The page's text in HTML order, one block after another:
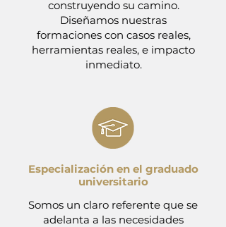
construyendo su camino.
Diseñamos nuestras
formaciones con casos reales,
herramientas reales, e impacto
inmediato.
Especialización en el graduado
universitario
Somos un claro referente que se
adelanta a las necesidades